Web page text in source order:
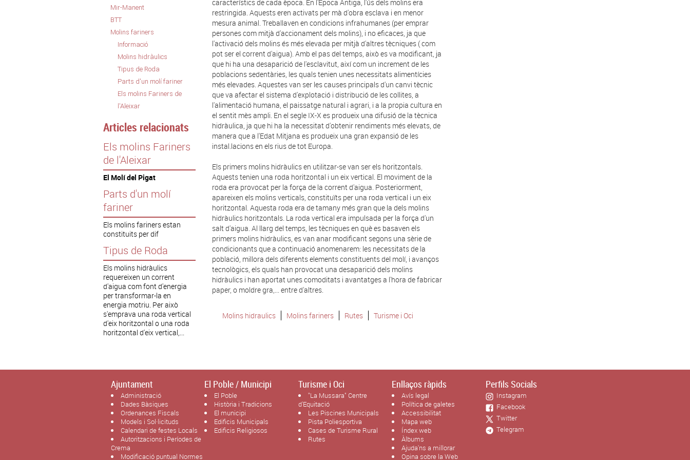
Mir-Manent
BTT
Molins fariners
Informació
Molins hidràulics
Tipus de Roda
Parts d'un molí fariner
Els molins Fariners de
l'Aleixar
Articles relacionats
Els molins Fariners
de l'Aleixar
El Molí del Pigat
Parts d'un molí
fariner
Els molins fariners estan
constituits per dif
Tipus de Roda
Els molins hidràulics
requereixen un corrent
d'aigua com font d'energia
per transformar-la en
energia motriu. Per això
s'emprava una roda vertical
d'eix horitzontal o una roda
horitzontal d'eix vertical,...
característics de cada època. En l'Època Antiga, l'ús dels molins era
restringida. Aquests eren activats per mà d'obra esclava i en menor
mesura animal. Treballaven en condicions infrahumanes (per emprar
persones com mitjà d'accionament dels molins), i no eficaces, ja que
l'activació dels molins és més elevada per mitjà d'altres tècniques ( com
pot ser el corrent d'aigua). Amb el pas del temps, això es va modificant, ja
que hi ha una desaparició de l'esclavitut, així com un increment de les
poblacions sedentàries, les quals tenien unes necessitats alimentícies
més elevades. Aquestes van ser les causes principals d'un canvi tècnic
que va afectar el sistema d'explotació i distribució de les collites, a
l'alimentació humana, el paissatge natural i agrari, i a la propia cultura en
el sentit mès ampli. En el segle IX-X es produeix una difusió de la tècnica
hidràulica, ja que hi ha la necessitat d'obtenir rendiments més elevats, de
manera que a l'Edat Mitjana es produeix una gran expansió de les
instal.lacions en els rius de tot Europa.
Els primers molins hidràulics en utilitzar-se van ser els horitzontals.
Aquests tenien una roda horitzontal i un eix vertical. El moviment de la
roda era provocat per la força de la corrent d'aigua. Posteriorment,
apareixen els molins verticals, constituïts per una roda vertical i un eix
horitzontal. Aquesta roda era de tamany més gran que la dels molins
hidràulics horitzontals. La roda vertical era impulsada per la força d'un
salt d'aigua. Al llarg del temps, les tècniques en què es basaven els
primers molins hidràulics, es van anar modificant segons una sèrie de
condicionants que a continuació anomenarem: les necessitats de la
població, millora dels diferents elements constituents del molí, i avanços
tecnològics, els quals han provocat una desaparició dels molins
hidràulics i han aportat unes comoditats i avantatges a l'hora de fabricar
paper, o moldre gra,... entre d'altres.
Molins hidraulics Molins fariners Rutes Turisme i Oci
Ajuntament
Administració
Dades Bàsiques
Ordenances Fiscals
Models i Sol·licituds
Calendari de festes Locals
Autoritzacions i Períodes de
Crema
Modificació puntual Normes
El Poble / Municipi
El Poble
Història i Tradicions
El municipi
Edificis Municipals
Edificis Religiosos
Turisme i Oci
"La Mussara" Centre
d'Equitació
Les Piscines Municipals
Pista Poliesportiva
Cases de Turisme Rural
Rutes
Enllaços ràpids
Avís legal
Política de galetes
Accessibilitat
Mapa web
Índex web
Àlbums
Ajuda'ns a millorar
Opina sobre la Web
Perfils Socials
Instagram
Facebook
Twitter
Telegram